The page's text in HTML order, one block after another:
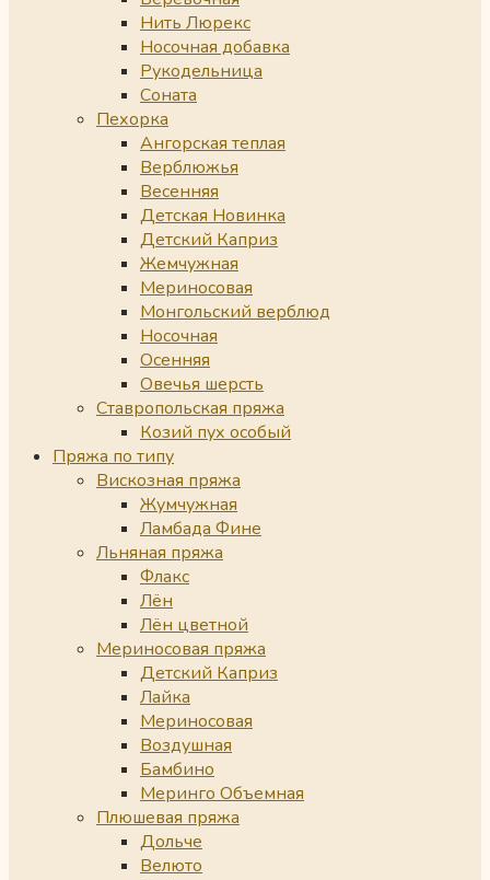
Нить Люрекс
Носочная добавка
Рукодельница
Соната
Пехорка
Ангорская теплая
Верблюжья
Весенняя
Детская Новинка
Детский Каприз
Жемчужная
Мериносовая
Монгольский верблюд
Носочная
Осенняя
Овечья шерсть
Ставропольская пряжа
Козий пух особый
Пряжа по типу
Вискозная пряжа
Жумчужная
Ламбада Фине
Льняная пряжа
Флакс
Лён
Лён цветной
Мериносовая пряжа
Детский Каприз
Лайка
Мериносовая
Воздушная
Бамбино
Меринго Объемная
Плюшевая пряжа
Дольче
Велюто